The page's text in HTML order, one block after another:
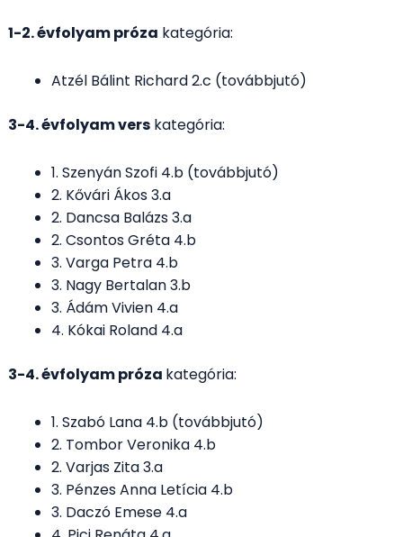
1-2. évfolyam próza kategória:
Atzél Bálint Richard 2.c (továbbjutó)
3-4. évfolyam verskategória:
1. Szenyán Szofi 4.b (továbbjutó)
2. Kővári Ákos 3.a
2. Dancsa Balázs 3.a
2. Csontos Gréta 4.b
3. Varga Petra 4.b
3. Nagy Bertalan 3.b
3. Ádám Vivien 4.a
4. Kókai Roland 4.a
3-4. évfolyam próza kategória:
1. Szabó Lana 4.b (továbbjutó)
2. Tombor Veronika 4.b
2. Varjas Zita 3.a
3. Pénzes Anna Letícia 4.b
3. Daczó Emese 4.a